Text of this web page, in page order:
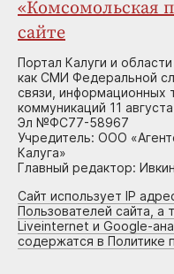
«Комсомольская
сайте
Портал Калуги и
как СМИ Федеральной
связи, информационных
коммуникаций 11
Эл №ФС77-58967
Учредитель: ООО
Калуга»
Главный редактор:
Сайт использует IP
Пользователей сайта, а
Liveinternet и Google-
содержатся в Политике